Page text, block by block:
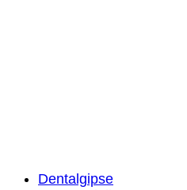
Dentalgipse